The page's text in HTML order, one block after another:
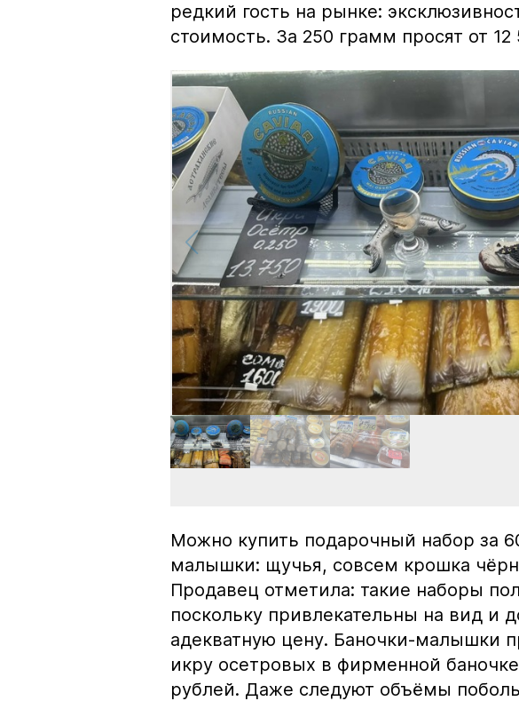
редкий гость на рынке:
стоимость. За 250 грамм просят от
Можно купить подарочный набор за
малышки: щучья, совсем крошка
Продавец отметила: такие наборы
поскольку привлекательны на вид и
адекватную цену. Баночки-малышки
икру осетровых в фирменной
рублей. Даже следуют объёмы